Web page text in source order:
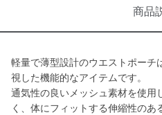
商品
軽量で薄型設計のウエストポーチ
視した機能的なアイテムです。
通気性の良いメッシュ素材を使用
く、体にフィットする伸縮性の